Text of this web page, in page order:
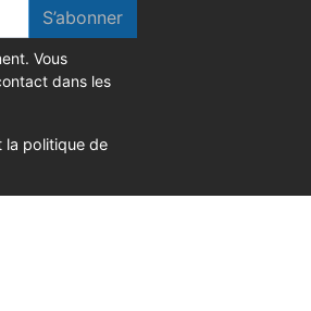
S’abonner
Vous
dans les
la politique de